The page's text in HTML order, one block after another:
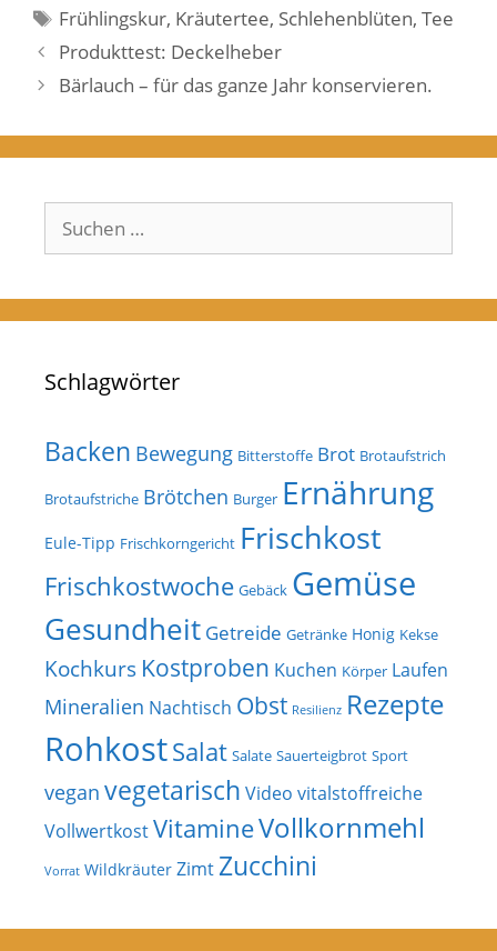
Schlagwörter
Frühlingskur, Kräutertee, Schlehenblüten,Tee
Produkttest: Deckelheber
Bärlauch – für das ganze Jahr konservieren.
Suchen
nach:
Schlagwörter
Backen Bewegung Bitterstoffe Brot Brotaufstrich
Brotaufstriche Brötchen Burger Ernährung
Eule-Tipp Frischkorngericht Frischkost
Frischkostwoche Gebäck Gemüse
Gesundheit Getreide Getränke Honig Kekse
Kochkurs Kostproben Kuchen Körper Laufen
Mineralien Nachtisch Obst Resilienz Rezepte
RohkostSalat Salate Sauerteigbrot Sport
vegan vegetarisch Video vitalstoffreiche
VollwertkostVitamineVollkornmehl
Vorrat Wildkräuter Zimt Zucchini